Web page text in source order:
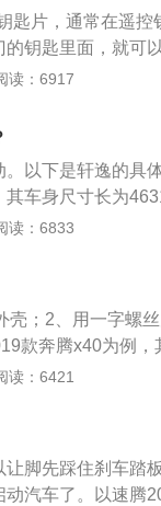
作人员帮忙更换。
1820mm、
匙片，通常在遥
钥匙里面，就可
开了后只要把钥
米，享有179厘
度，后一排客人
距离达到黄金比
舒适配置方面也
快速行驶也感受
读：6917
以下是轩逸的具
车身尺寸长为
力方面：轩逸全
最大马力126PS
独立悬架，后悬
读：6833
；2、用一字螺
款奔腾x40为例，
、高1680mm，
1.6l自然吸气发动
。
读：6421
脚先踩住刹车踏
汽车了。以速腾